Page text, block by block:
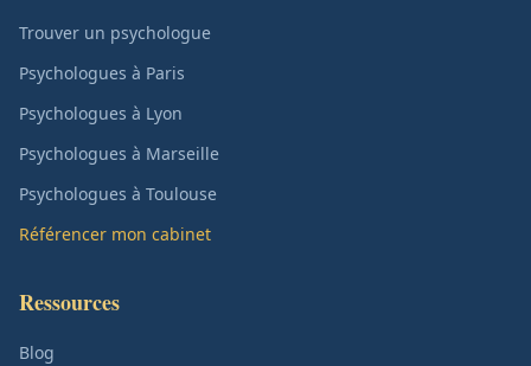
Trouver un psychologue
Psychologues à Paris
Psychologues à Lyon
Psychologues à Marseille
Psychologues à Toulouse
Référencer mon cabinet
Ressources
Blog